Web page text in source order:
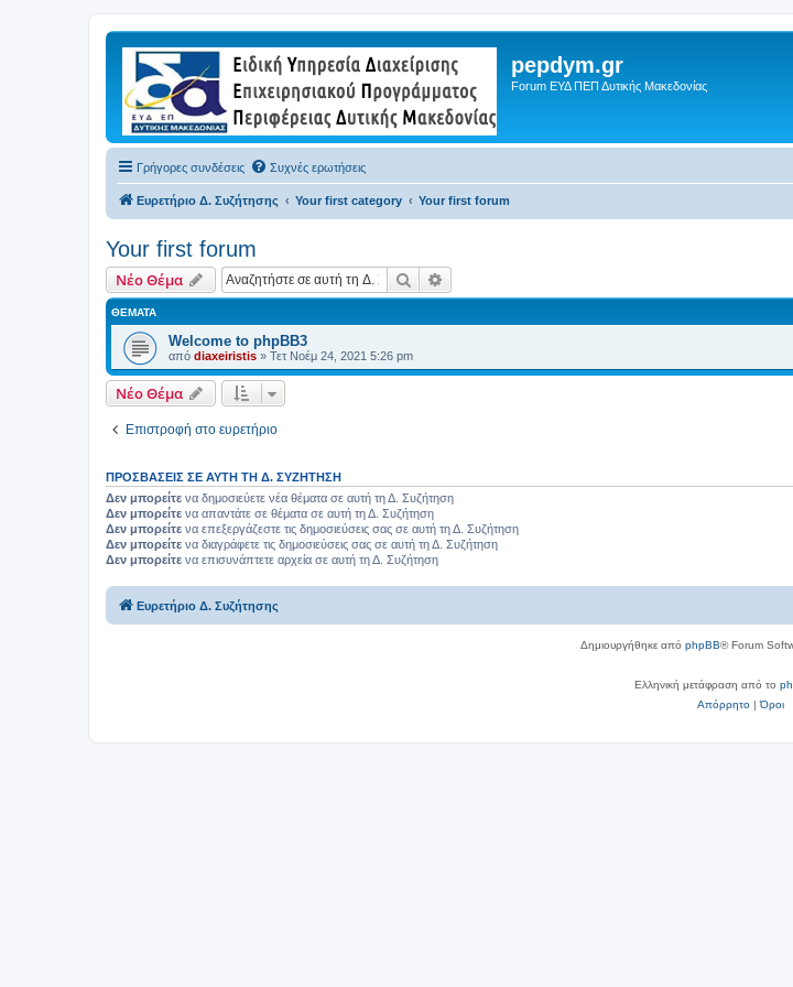
pepdym.gr
Forum ΕΥΔ ΠΕΠ Δυτικής Μακεδονίας
Γρήγορες συνδέσεις Συχνές ερωτήσεις
Ευρετήριο Δ. Συζήτησης Your first category Your first forum
Your first forum
Νέο Θέμα Αναζήτηση
ΘΈΜΑΤΑ
Welcome to phpBB3
από diaxeiristis » Τετ Νοέμ 24, 2021 5:26 pm
Νέο Θέμα
Επιστροφή στο ευρετήριο
ΠΡΟΣΒΆΣΕΙΣ ΣΕ ΑΥΤΉ ΤΗ Δ. ΣΥΖΉΤΗΣΗ
Δεν μπορείτε να δημοσιεύετε νέα θέματα σε αυτή τη Δ. Συζήτηση
Δεν μπορείτε να απαντάτε σε θέματα σε αυτή τη Δ. Συζήτηση
Δεν μπορείτε να επεξεργάζεστε τις δημοσιεύσεις σας σε αυτή τη Δ. Συζήτηση
Δεν μπορείτε να διαγράφετε τις δημοσιεύσεις σας σε αυτή τη Δ. Συζήτηση
Δεν μπορείτε να επισυνάπτετε αρχεία σε αυτή τη Δ. Συζήτηση
Ευρετήριο Δ. Συζήτησης
Δημιουργήθηκε από phpBB® Forum
Ελληνική μετάφραση από το
Απόρρητο|Όροι